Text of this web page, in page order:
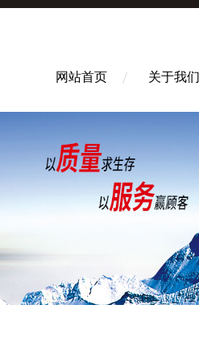
网站首页 关于我们